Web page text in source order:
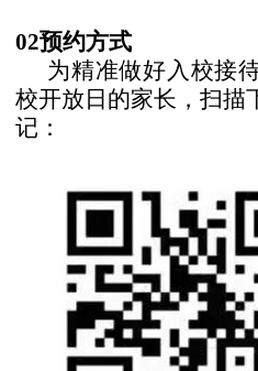
02预约方式
为精准做好入校接
校开放日的家长，扫描
记：